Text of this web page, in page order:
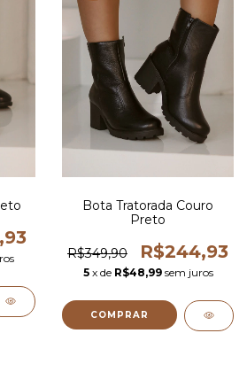
Bota Tratorada Couro
Preto
R$349,90 R$244,93
5 x de R$48,99 sem juros
COMPRAR